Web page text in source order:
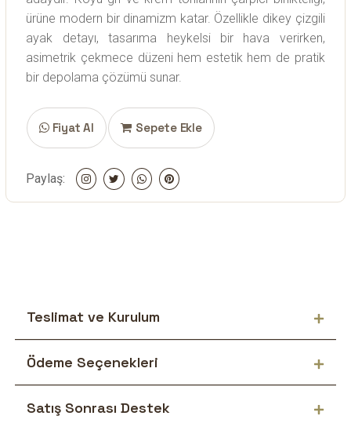
ürüne modern bir dinamizm katar. Özellikle dikey çizgili
ayak detayı, tasarıma heykelsi bir hava verirken,
asimetrik çekmece düzeni hem estetik hem de pratik
bir depolama çözümü sunar.
Fiyat Al Sepete Ekle
Paylaş:
Teslimat ve Kurulum
Ödeme Seçenekleri
Satış Sonrası Destek